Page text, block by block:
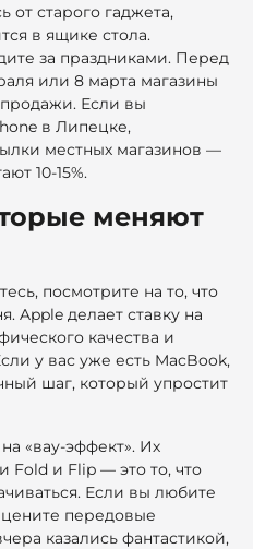
от старого гаджета,
в ящике стола.
за праздниками. Перед
или 8 марта магазины
Если вы
в Липецке,
местных магазинов —
10-15%.
меняют
посмотрите на то, что
Apple делает ставку на
качества и
у вас уже есть MacBook,
шаг, который упростит
«вау-эффект». Их
Fold и Flip — это то, что
Если вы любите
передовые
казались фантастикой,